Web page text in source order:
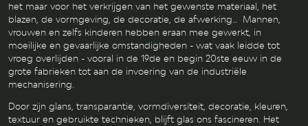
het maar voor het verkrijgen van het gewenste materiaal, het
blazen, de vormgeving, de decoratie, de afwerking… Mannen,
vrouwen en zelfs kinderen hebben eraan mee gewerkt, in
moeilijke en gevaarlijke omstandigheden - wat vaak leidde tot
vroeg overlijden - vooral in de 19de en begin 20ste eeuw in de
grote fabrieken tot aan de invoering van de industriële
mechanisering.
Door zijn glans, transparantie, vormdiversiteit, decoratie, kleuren,
textuur en gebruikte technieken, blijft glas ons fascineren. Het